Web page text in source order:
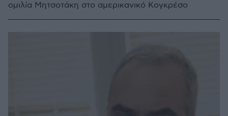
ομιλία Μητσοτάκη στο αμερικανικό Κογκρέσο